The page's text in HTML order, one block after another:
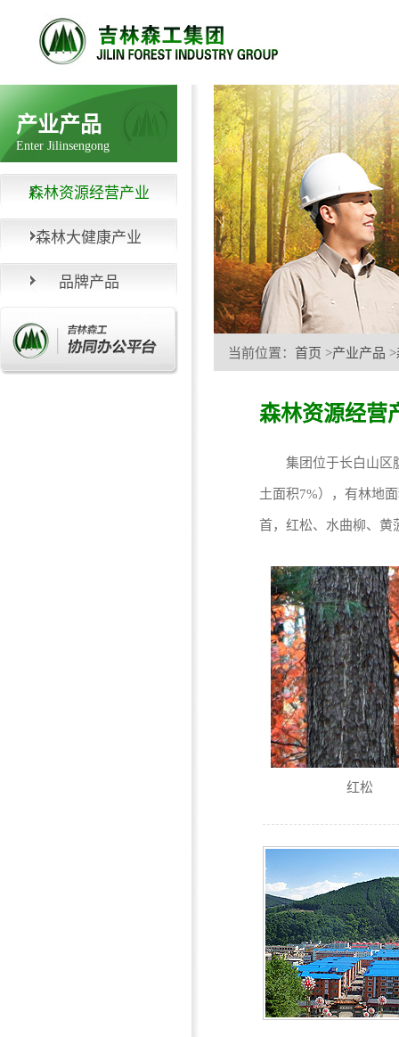
产业产品
Enter Jilinsengong
森林资源经营产业
森林大健康产业
品牌产品
当前位置： 首页 >产业产品 >
森林资源经营
集团位于长白山区腹
土面积7%），有林地
首，红松、水曲柳、黄
红松